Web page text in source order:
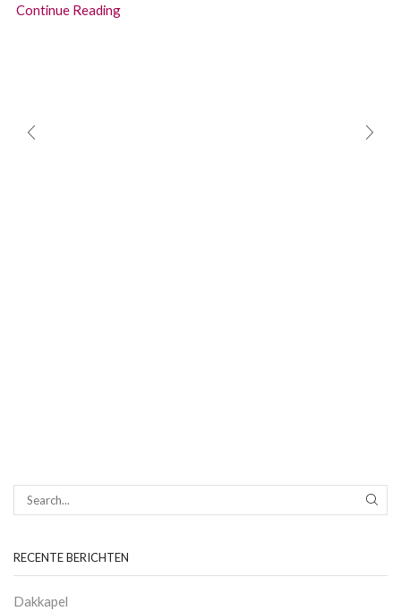
Continue Reading
RECENTE BERICHTEN
Dakkapel